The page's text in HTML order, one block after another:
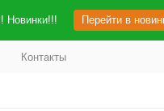
Новинки!!! Перейти в
Контакты